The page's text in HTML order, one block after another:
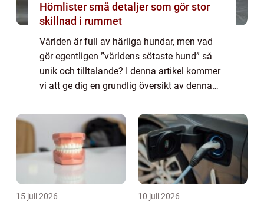
Hörnlister små detaljer som gör stor
skillnad i rummet
Världen är full av härliga hundar, men vad
gör egentligen ”världens sötaste hund” så
unik och tilltalande? I denna artikel kommer
vi att ge dig en grundlig översikt av denna
sötaste hundar, und...
15 juli 2026 10 juli 2026